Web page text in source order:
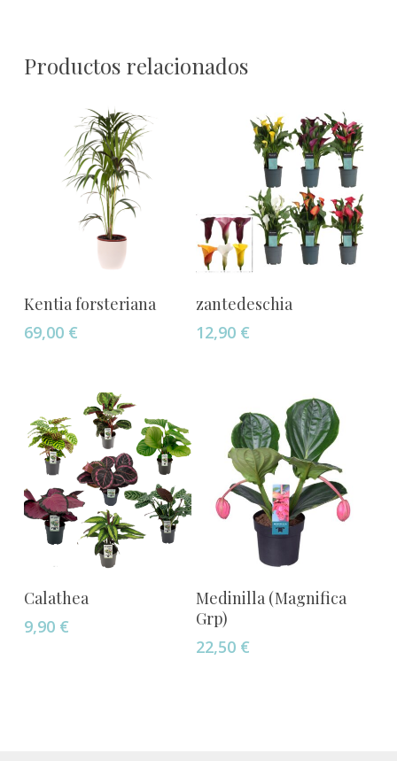
Productos relacionados
Añadir Al Carrito
Kentia forsteriana
69,00 €
Añadir Al Carrito
zantedeschia
12,90 €
Calathea
9,90 €
Añadir Al Carrito
Medinilla (Magnifica
Grp)
22,50 €